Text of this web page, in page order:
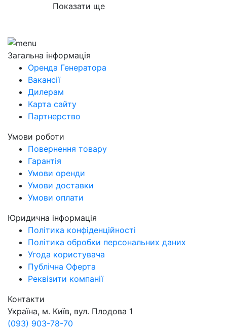
Показати ще
Загальна інформація
Оренда Генератора
Вакансії
Дилерам
Карта сайту
Партнерство
Умови роботи
Повернення товару
Гарантія
Умови оренди
Умови доставки
Умови оплати
Юридична інформація
Політика конфіденційності
Політика обробки персональних даних
Угода користувача
Публічна Оферта
Реквізити компанії
Контакти
Україна, м. Київ, вул. Плодова 1
(093) 903-78-70